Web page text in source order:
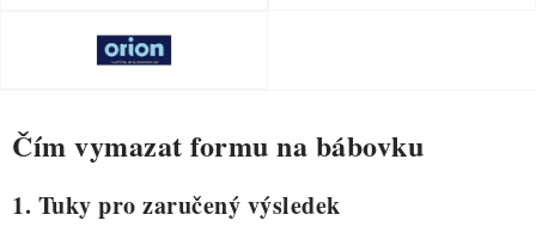
Čím vymazat formu na bábovku
1. Tuky pro zaručený výsledek